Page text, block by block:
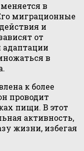
в
миграционные
и
от
в
к более
проводит
пищи. В этот
активность,
жизни, избегая